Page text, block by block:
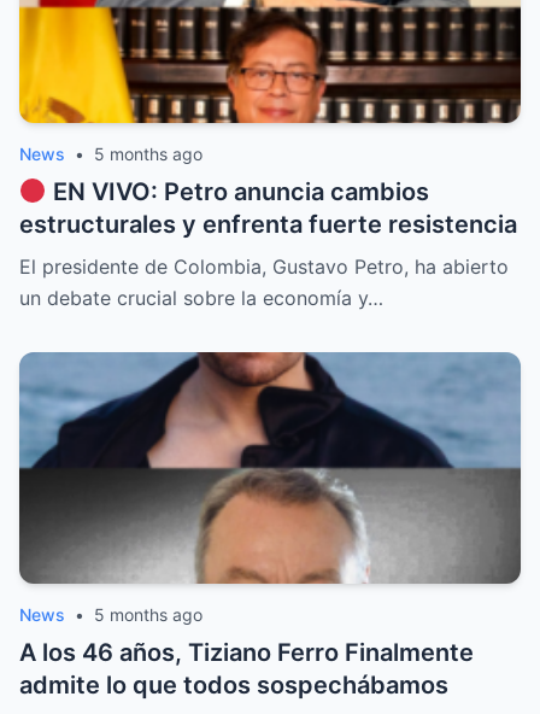
News • 5 months ago
EN VIVO: Petro anuncia cambios
estructurales y enfrenta fuerte resistencia
El presidente de Colombia, Gustavo Petro, ha abierto
un debate crucial sobre la economía y…
News • 5 months ago
A los 46 años, Tiziano Ferro Finalmente
admite lo que todos sospechábamos